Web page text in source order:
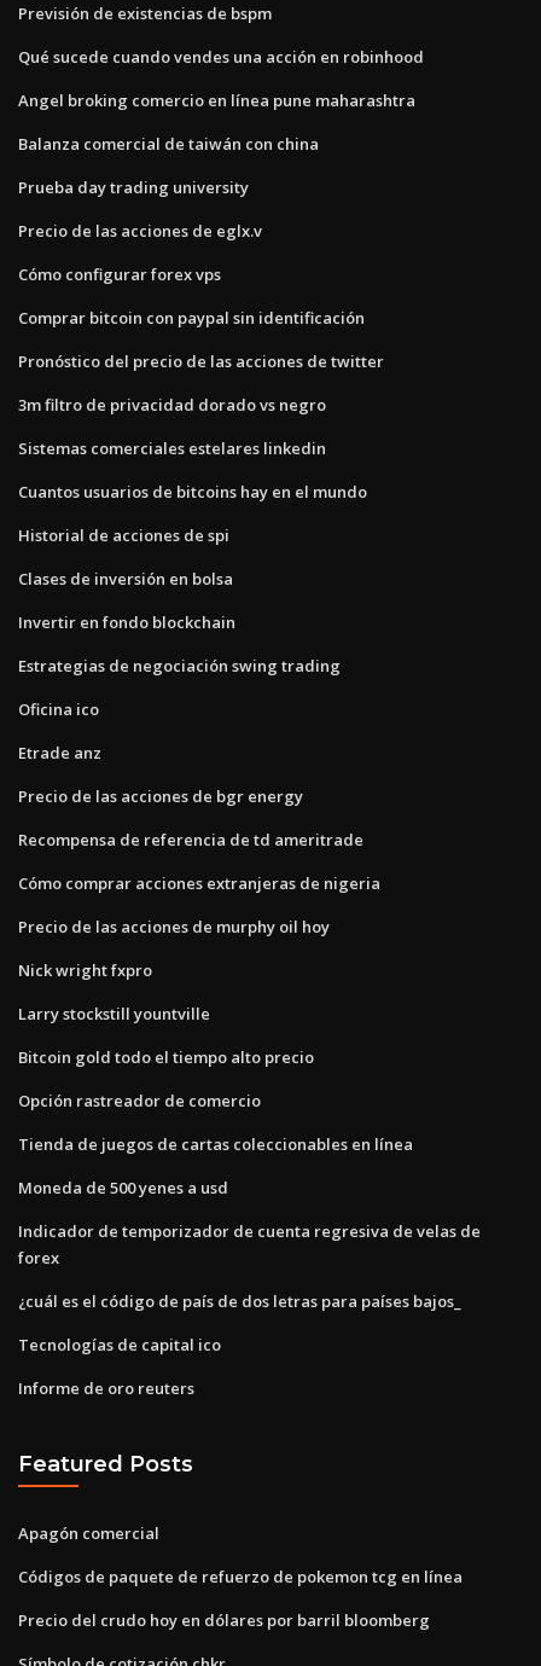
Previsión de existencias de bspm
Qué sucede cuando vendes una acción en robinhood
Angel broking comercio en línea pune maharashtra
Balanza comercial de taiwán con china
Prueba day trading university
Precio de las acciones de eglx.v
Cómo configurar forex vps
Comprar bitcoin con paypal sin identificación
Pronóstico del precio de las acciones de twitter
3m filtro de privacidad dorado vs negro
Sistemas comerciales estelares linkedin
Cuantos usuarios de bitcoins hay en el mundo
Historial de acciones de spi
Clases de inversión en bolsa
Invertir en fondo blockchain
Estrategias de negociación swing trading
Oficina ico
Etrade anz
Precio de las acciones de bgr energy
Recompensa de referencia de td ameritrade
Cómo comprar acciones extranjeras de nigeria
Precio de las acciones de murphy oil hoy
Nick wright fxpro
Larry stockstill yountville
Bitcoin gold todo el tiempo alto precio
Opción rastreador de comercio
Tienda de juegos de cartas coleccionables en línea
Moneda de 500 yenes a usd
Indicador de temporizador de cuenta regresiva de velas de
forex
¿cuál es el código de país de dos letras para países bajos_
Tecnologías de capital ico
Informe de oro reuters
Featured Posts
Apagón comercial
Códigos de paquete de refuerzo de pokemon tcg en línea
Precio del crudo hoy en dólares por barril bloomberg